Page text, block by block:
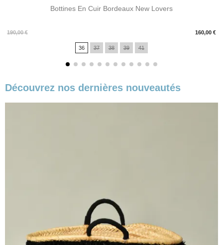
Bottines En Cuir Bordeaux New Lovers
190,00 € 160,00 €
Prix
36 37 38 39 41
Découvrez nos dernières nouveautés